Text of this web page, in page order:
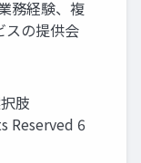
務経験、複
スの提供会
肢
Reserved 6